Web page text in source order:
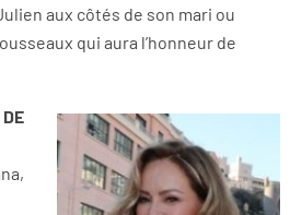
aux côtés de son mari ou
qui aura l’honneur de